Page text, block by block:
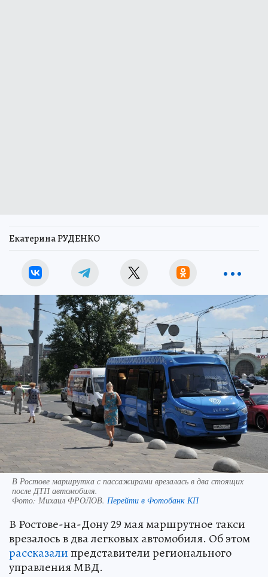
Екатерина РУДЕНКО
В Ростове маршрутка с пассажирами врезалась в два стоящих
после ДТП автомобиля.
Фото: Михаил ФРОЛОВ. Перейти в Фотобанк КП
В Ростове-на-Дону 29 мая маршрутное такси
врезалось в два легковых автомобиля. Об этом
рассказалипредставители регионального
управления МВД.